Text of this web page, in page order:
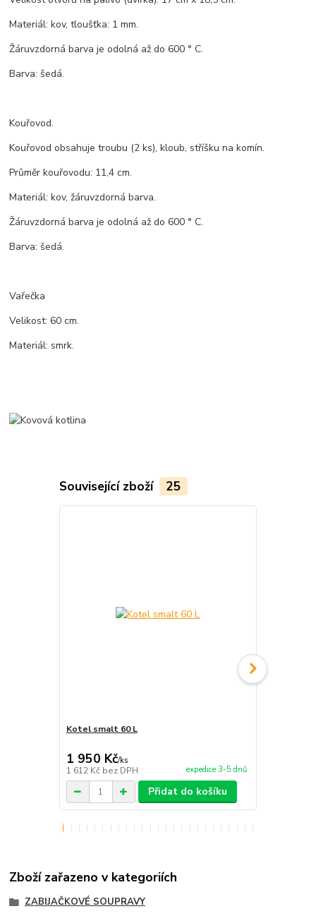
Materiál: kov, tloušťka: 1 mm.
Žáruvzdorná barva je odolná až do 600 ° C.
Barva: šedá.
Kouřovod.
Kouřovod obsahuje troubu (2 ks), kloub, stříšku na komín.
Průměr kouřovodu: 11,4 cm.
Materiál: kov, žáruvzdorná barva.
Žáruvzdorná barva je odolná až do 600 ° C.
Barva: šedá.
Vařečka
Velikost: 60 cm.
Materiál: smrk.
Související zboží 25
Kotel smalt 60 L
1 950 Kč/ks
1 612 Kč bez DPH expedice 3-5 dnů
Přidat do košíku
Zboží zařazeno v kategoriích
ZABIJAČKOVÉ SOUPRAVY